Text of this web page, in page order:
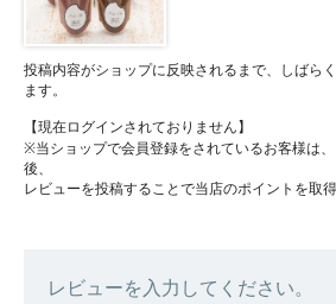
投稿内容がショップに反映されるまで、しばら
ます。
【現在ログインされておりません】
※当ショップで会員登録をされているお客様は
後、
レビューを投稿することで当店のポイントを取
レビューを入力してください。